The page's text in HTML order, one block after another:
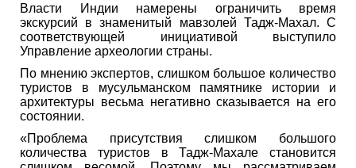
Власти Индии намерены ограничить время
экскурсий в знаменитый мавзолей Тадж-Махал. С
соответствующей инициативой выступило
Управление археологии страны.
По мнению экспертов, слишком большое количество
туристов в мусульманском памятнике истории и
архитектуры весьма негативно сказывается на его
состоянии.
«Проблема присутствия слишком большого
количества туристов в Тадж-Махале становится